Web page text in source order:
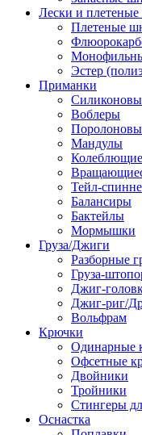
Лески и
Плетеные
Эстер
Приманки
Воблеры
Мандулы
Тейл-
Балансиры
Бактейлы
Мормышки
Груза/Джиги
Разборные
Груза-
Джиг-
Джиг-риг/
Вольфрам
Крючки
Одинарные
Офсетные
Двойники
Тройники
Стингеры
Оснастка